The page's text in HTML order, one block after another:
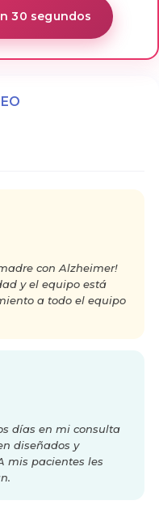
30 segundos
con Alzheimer!
y el equipo está
a todo el equipo
días en mi consulta
diseñados y
mis pacientes les